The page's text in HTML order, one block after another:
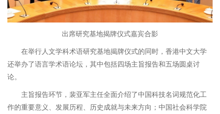
出席研究基地揭牌仪式嘉宾合影
在举行人文学科术语研究基地揭牌仪式的同时，香港中文大学
还举办了语言学术语论坛，其中包括四场主旨报告和五场圆桌讨
论。
主旨报告环节，裴亚军主任全面介绍了中国科技名词规范化工
作的重要意义、发展历程、历史成就与未来方向；中国社会科学院